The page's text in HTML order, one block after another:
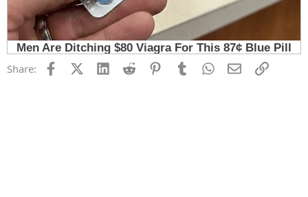
Share: FacebookX (Twitter)
LinkedInReddit PinterestTumblrWhatsApp
EmailLink